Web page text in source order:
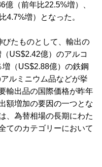
（前年比22.5%増）、
4.7%増）となった。
たものとして、輸出の
US$2.42億）のアルコ
（US$2.88億）の鉄鋼
ルミニウム品などが挙
輸出品の国際価格が昨年
額増加の要因の一つとな
、為替相場の長期にわた
てのカテゴリーにおいて